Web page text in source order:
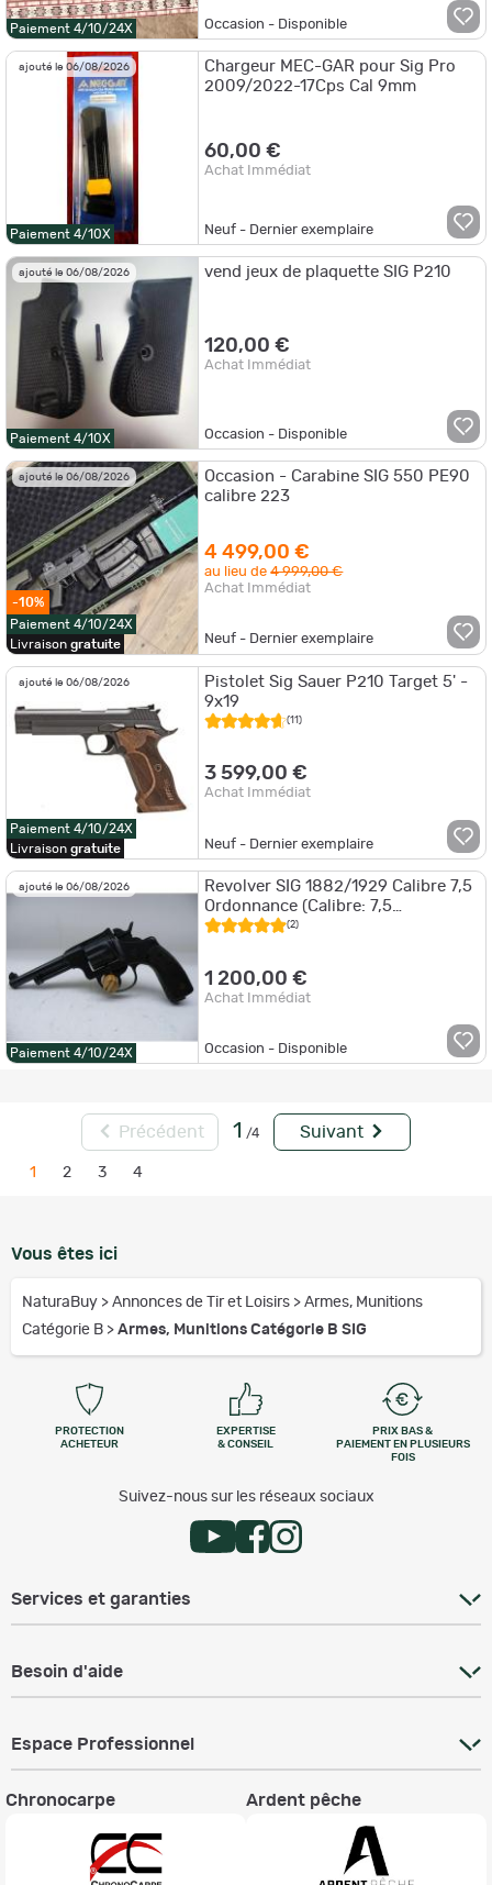
Paiement 4/10/24X Occasion - Disponible
ajouté le 06/08/2026
Paiement 4/10X
Chargeur MEC-GAR pour Sig Pro
2009/2022-17Cps Cal 9mm
60,00 €
Achat Immédiat
Neuf - Dernier exemplaire
ajouté le 06/08/2026
Paiement 4/10X
vend jeux de plaquette SIG P210
120,00 €
Achat Immédiat
Occasion - Disponible
ajouté le 06/08/2026
-10%
Paiement 4/10/24X
Livraison gratuite
Occasion - Carabine SIG 550 PE90
calibre 223
4 499,00 €
au lieu de4 999,00 €
Achat Immédiat
Neuf - Dernier exemplaire
ajouté le 06/08/2026
Paiement 4/10/24X
Livraison gratuite
Pistolet Sig Sauer P210 Target 5' -
9x19
(11)
3 599,00 €
Achat Immédiat
Neuf - Dernier exemplaire
ajouté le 06/08/2026
Paiement 4/10/24X
Revolver SIG 1882/1929 Calibre 7,5
Ordonnance (Calibre: 7,5
Ordonnance)
(2)
1 200,00 €
Achat Immédiat
Occasion - Disponible
Précédent 1 /4 Suivant
1 2 3 4
Vous êtes ici
NaturaBuy > Annonces de Tir et Loisirs > Armes, Munitions
Catégorie B > Armes, Munitions Catégorie B SIG
PROTECTION
ACHETEUR
EXPERTISE
& CONSEIL
PRIX BAS &
PAIEMENT EN PLUSIEURS
FOIS
Suivez-nous sur les réseaux sociaux
Services et garanties
Besoin d'aide
Espace Professionnel
Chronocarpe Ardent pêche